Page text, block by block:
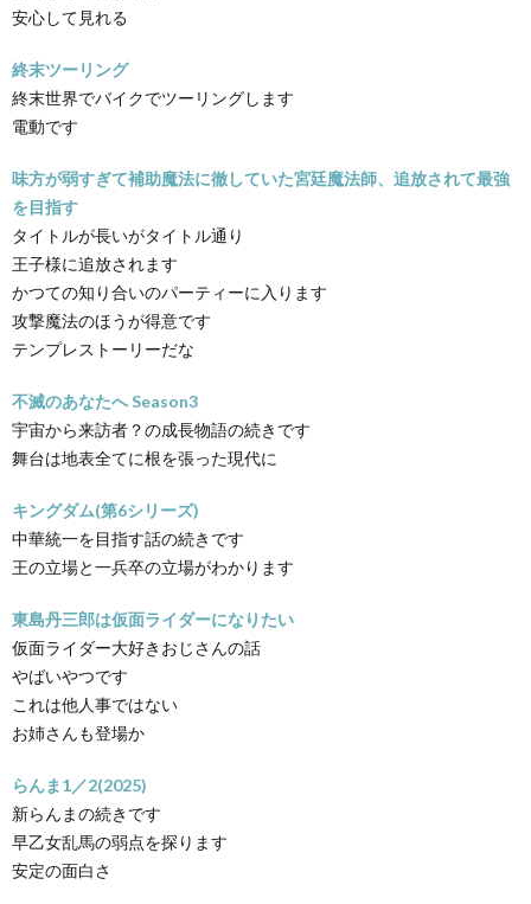
安心して見れる
終末ツーリング
終末世界でバイクでツーリングします
電動です
味方が弱すぎて補助魔法に徹していた宮廷魔法師、追放されて最強
を目指す
タイトルが長いがタイトル通り
王子様に追放されます
かつての知り合いのパーティーに入ります
攻撃魔法のほうが得意です
テンプレストーリーだな
不滅のあなたへ Season3
宇宙から来訪者？の成長物語の続きです
舞台は地表全てに根を張った現代に
キングダム(第6シリーズ)
中華統一を目指す話の続きです
王の立場と一兵卒の立場がわかります
東島丹三郎は仮面ライダーになりたい
仮面ライダー大好きおじさんの話
やばいやつです
これは他人事ではない
お姉さんも登場か
らんま1／2(2025)
新らんまの続きです
早乙女乱馬の弱点を探ります
安定の面白さ